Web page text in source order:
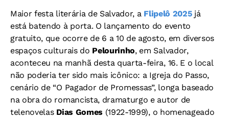
Maior festa literária de Salvador, a Flipelô 2025já
está batendo à porta. O lançamento do evento
gratuito, que ocorre de 6 a 10 de agosto, em diversos
espaços culturais do Pelourinho, em Salvador,
aconteceu na manhã desta quarta-feira, 16. E o local
não poderia ter sido mais icônico: a Igreja do Passo,
cenário de “O Pagador de Promessas”, longa baseado
na obra do romancista, dramaturgo e autor de
telenovelas Dias Gomes (1922-1999), o homenageado